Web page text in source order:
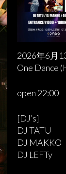
2026年6月
One Dance
open 22:00
[DJ’s]
DJ TATU
DJ MAKKO
DJ LEFTy